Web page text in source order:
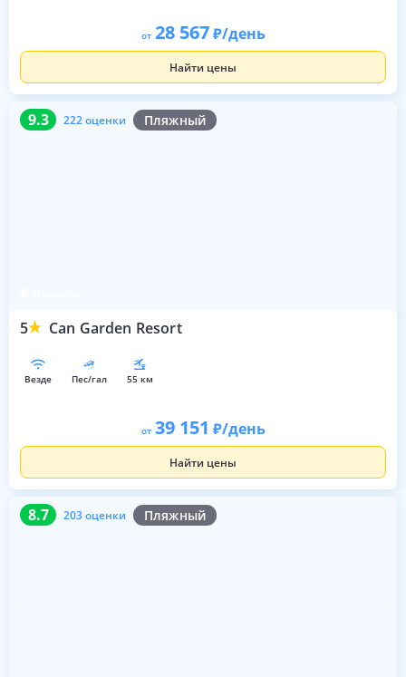
от 28 567 /день
Найти цены
9.3 222 оценки Пляжный
5 Can Garden Resort
9.3 222 оценки
везде пес/гал 55 км
от 39 151 /день
Найти цены
8.7 203 оценки Пляжный
8.7 203 оценки